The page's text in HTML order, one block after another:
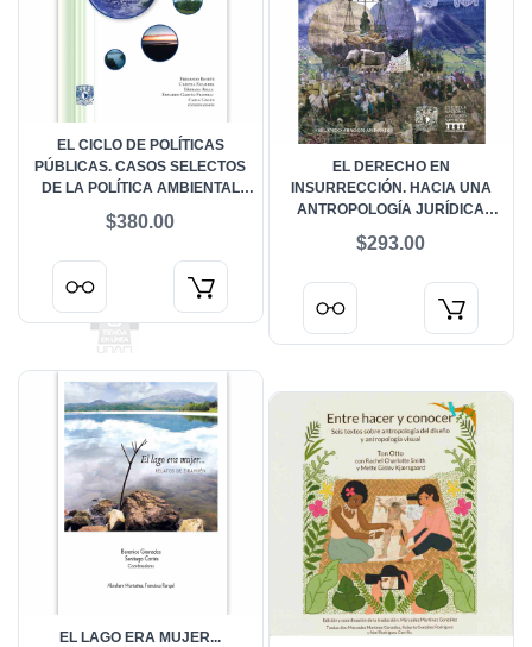
EL CICLO DE POLÍTICAS
PÚBLICAS. CASOS SELECTOS
DE LA POLÍTICA AMBIENTAL
ENSEÑANZA
$380.00
EL DERECHO EN
INSURRECCIÓN. HACIA UNA
ANTROPOLOGÍA JURÍDICA
EXPERIENCIA DE CHERÁN,
$293.00
EL LAGO ERA MUJER...